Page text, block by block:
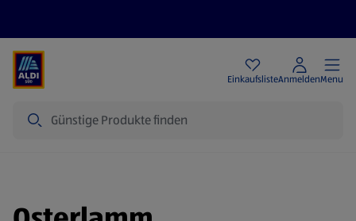
EinkaufslisteAnmeldenMenu